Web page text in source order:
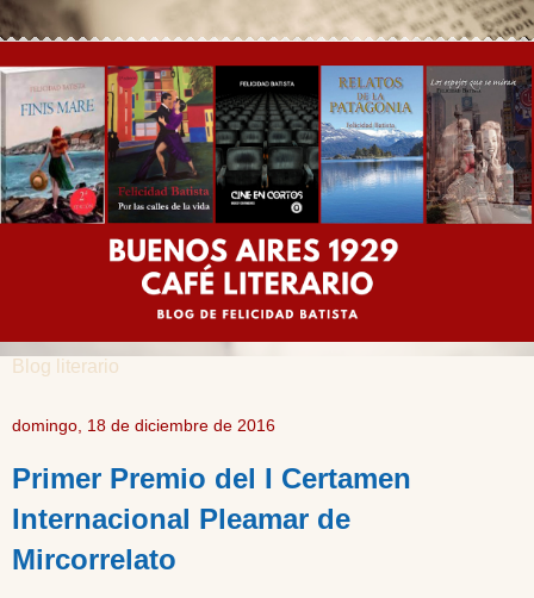
Blog literario
domingo, 18 de diciembre de 2016
Primer Premio del I Certamen
Internacional Pleamar de
Mircorrelato